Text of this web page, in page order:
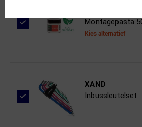
Montagepasta
Kies alternatief
XAND
Inbussleutelset